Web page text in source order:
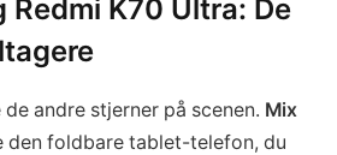
Redmi K70 Ultra: De
andre stjerner på scenen. Mix
foldbare tablet-telefon, du